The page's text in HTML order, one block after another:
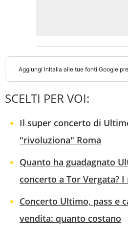
Aggiungi InItalia alle tue fonti Google
SCELTI PER VOI:
Il super concerto di
"rivoluziona" Roma
Quanto ha guadagnato
concerto a Tor Vergata?
Concerto Ultimo, pass e
vendita: quanto costano